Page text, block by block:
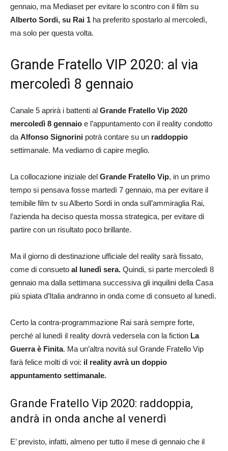
gennaio, ma Mediaset per evitare lo scontro con il film su
Alberto Sordi, su Rai 1 ha preferito spostarlo al mercoledì,
ma solo per questa volta.
Grande Fratello VIP 2020: al via
mercoledì 8 gennaio
Canale 5 aprirà i battenti al Grande Fratello Vip 2020
mercoledì 8 gennaio e l’appuntamento con il reality condotto
da Alfonso Signorini potrà contare su un raddoppio
settimanale. Ma vediamo di capire meglio.
La collocazione iniziale del Grande Fratello Vip, in un primo
tempo si pensava fosse martedì 7 gennaio, ma per evitare il
temibile film tv su Alberto Sordi in onda sull’ammiraglia Rai,
l’azienda ha deciso questa mossa strategica, per evitare di
partire con un risultato poco brillante.
Ma il giorno di destinazione ufficiale del reality sarà fissato,
come di consueto al lunedì sera. Quindi, si parte mercoledì 8
gennaio ma dalla settimana successiva gli inquilini della Casa
più spiata d’Italia andranno in onda come di consueto al lunedì.
Certo la contra-programmazione Rai sarà sempre forte,
perché al lunedì il reality dovrà vedersela con la fiction La
Guerra è Finita. Ma un’altra novità sul Grande Fratello Vip
farà felice molti di voi: il reality avrà un doppio
appuntamento settimanale.
Grande Fratello Vip 2020: raddoppia,
andrà in onda anche al venerdì
E’ previsto, infatti, almeno per tutto il mese di gennaio che il